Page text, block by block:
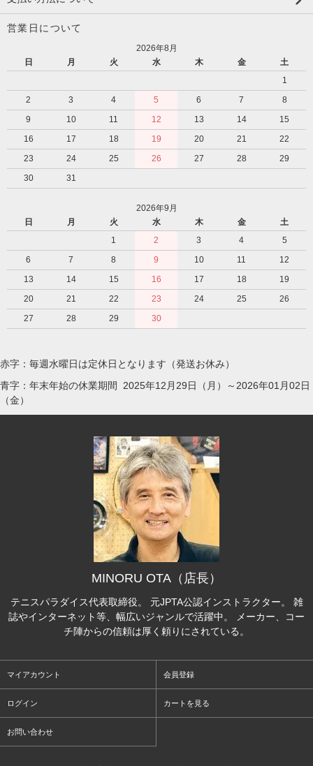
営業日について
2026年8月
日
月 火 水 木 金
土
1
2
3 4 5 6 7
8
9
10 11 12 13 14
15
16
17 18 19 20 21
22
23
24 25 26 27 28
29
30
31
2026年9月
日
月 火 水 木 金
土
1
2 3 4
5
6
7 8 9 10 11
12
13
14 15 16 17 18
19
20
21 22 23 24 25
26
27
28 29 30
赤字：毎週水曜日は定休日となります（発送お休み）
青字：年末年始の休業期間 2025年12月29日（月）～2026年01月02日
（金）
MINORU OTA（店長）
テニスパラダイス代表取締役。 元JPTA公認インストラクター。 雑
誌やインターネット等、幅広いジャンルで活躍中。 メーカー、コー
チ陣からの信頼は厚く頼りにされている。
マイアカウント 会員登録
ログイン カートを見る
お問い合わせ